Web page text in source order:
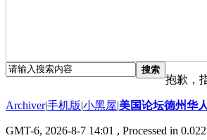
搜索
抱歉，
Archiver|手机版|小黑屋|美国论坛德州华
GMT-6, 2026-8-7 14:01 , Processed in